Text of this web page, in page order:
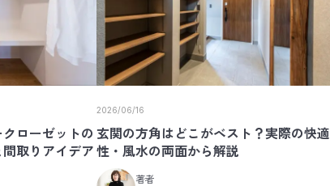
クローゼットの
取りアイデア
2026/06/16
玄関の方角はどこがベスト？実際の快適
性・風水の両面から解説
著者